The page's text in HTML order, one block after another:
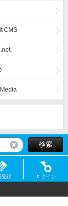
CMS
リセット検索
登録 ログイン